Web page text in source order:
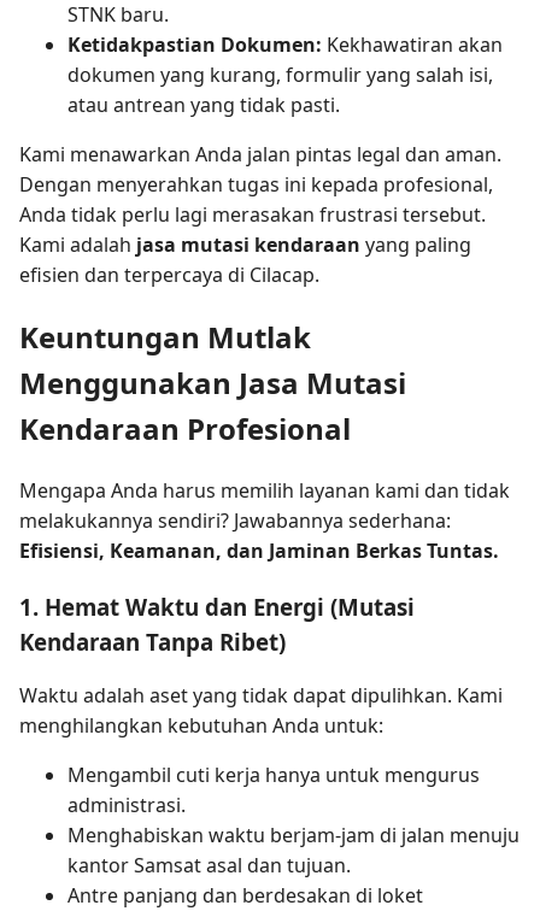
STNK baru.
Ketidakpastian Dokumen: Kekhawatiran akan
dokumen yang kurang, formulir yang salah isi,
atau antrean yang tidak pasti.
Kami menawarkan Anda jalan pintas legal dan aman.
Dengan menyerahkan tugas ini kepada profesional,
Anda tidak perlu lagi merasakan frustrasi tersebut.
Kami adalah jasa mutasi kendaraan yang paling
efisien dan terpercaya di Cilacap.
Keuntungan Mutlak
Menggunakan Jasa Mutasi
Kendaraan Profesional
Mengapa Anda harus memilih layanan kami dan tidak
melakukannya sendiri? Jawabannya sederhana:
Efisiensi, Keamanan, dan Jaminan Berkas Tuntas.
1. Hemat Waktu dan Energi (Mutasi
Kendaraan Tanpa Ribet)
Waktu adalah aset yang tidak dapat dipulihkan. Kami
menghilangkan kebutuhan Anda untuk:
Mengambil cuti kerja hanya untuk mengurus
administrasi.
Menghabiskan waktu berjam-jam di jalan menuju
kantor Samsat asal dan tujuan.
Antre panjang dan berdesakan di loket